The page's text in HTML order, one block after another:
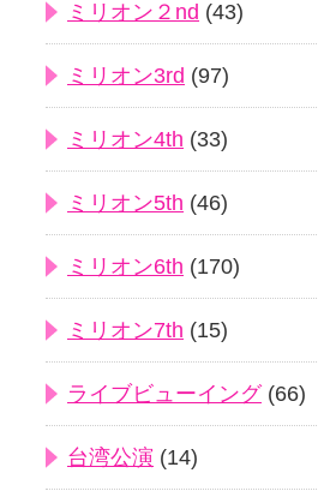
ミリオン２nd (43)
ミリオン3rd (97)
ミリオン4th (33)
ミリオン5th (46)
ミリオン6th (170)
ミリオン7th (15)
ライブビューイング(66)
台湾公演 (14)